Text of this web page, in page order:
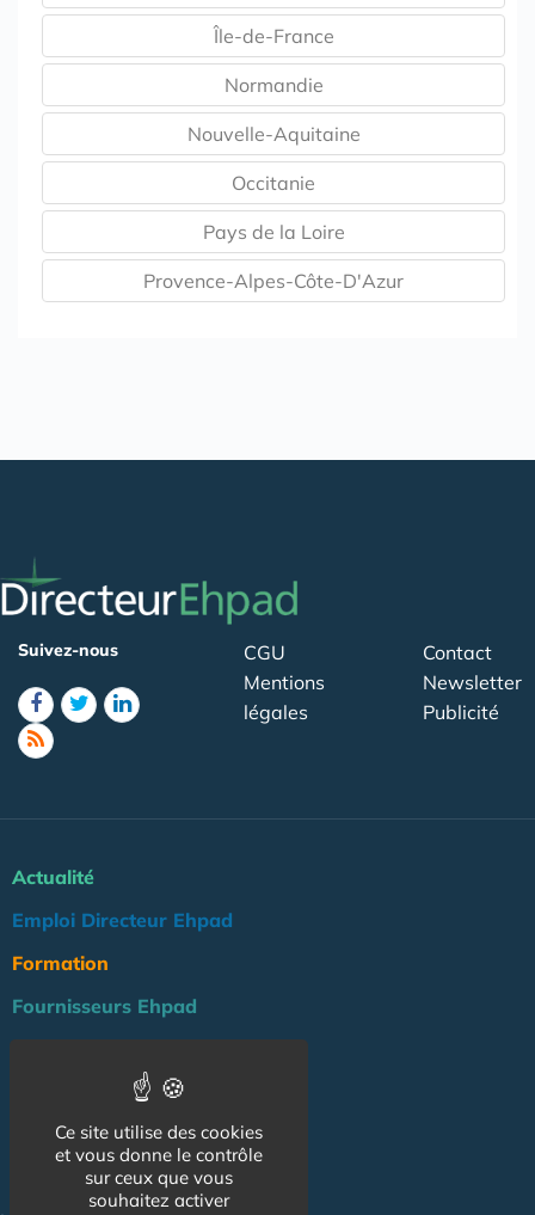
Île-de-France
Normandie
Nouvelle-Aquitaine
Occitanie
Pays de la Loire
Provence-Alpes-Côte-D'Azur
Suivez-nous
CGU
Mentions
légales
Contact
Newsletter
Publicité
Actualité
Emploi Directeur Ehpad
Formation
Fournisseurs Ehpad
Réglementation
Outils
Groupe Maison de Retraite
Ce site utilise des cookies
et vous donne le contrôle
sur ceux que vous
souhaitez activer